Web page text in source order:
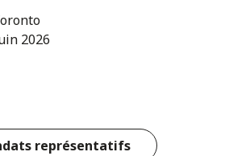
2026
représentatifs